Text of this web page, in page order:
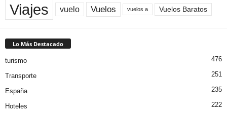
Viajes vuelo Vuelos vuelos a Vuelos Baratos
Lo Más Destacado
turismo 476
Transporte 251
España 235
Hoteles 222